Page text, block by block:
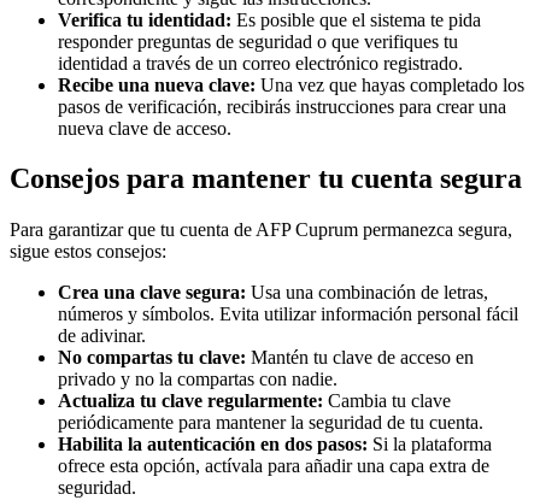
Verifica tu identidad: Es posible que el sistema te pida
responder preguntas de seguridad o que verifiques tu
identidad a través de un correo electrónico registrado.
Recibe una nueva clave: Una vez que hayas completado los
pasos de verificación, recibirás instrucciones para crear una
nueva clave de acceso.
Consejos para mantener tu cuenta segura
Para garantizar que tu cuenta de AFP Cuprum permanezca segura,
sigue estos consejos:
Crea una clave segura: Usa una combinación de letras,
números y símbolos. Evita utilizar información personal fácil
de adivinar.
No compartas tu clave: Mantén tu clave de acceso en
privado y no la compartas con nadie.
Actualiza tu clave regularmente: Cambia tu clave
periódicamente para mantener la seguridad de tu cuenta.
Habilita la autenticación en dos pasos: Si la plataforma
ofrece esta opción, actívala para añadir una capa extra de
seguridad.